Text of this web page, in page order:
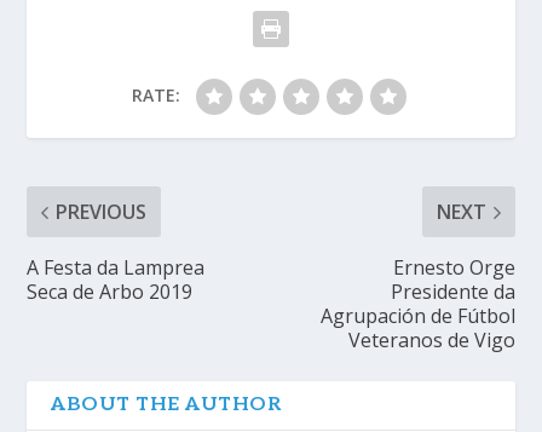
RATE:
PREVIOUS
A Festa da Lamprea
Seca de Arbo 2019
NEXT
Ernesto Orge
Presidente da
Agrupación de Fútbol
Veteranos de Vigo
ABOUT THE AUTHOR